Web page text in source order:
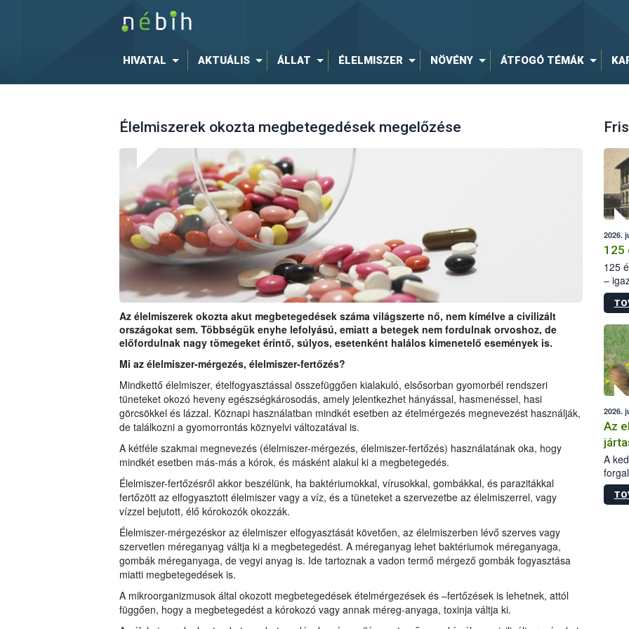
HIVATAL AKTUÁLIS ÁLLAT ÉLELMISZER NÖVÉNY ÁTFOGÓ TÉMÁK
Élelmiszerek okozta megbetegedések megelőzése
Az élelmiszerek okozta akut megbetegedések száma világszerte nő, nem kímélve a civilizált
országokat sem. Többségük enyhe lefolyású, emiatt a betegek nem fordulnak orvoshoz, de
előfordulnak nagy tömegeket érintő, súlyos, esetenként halálos kimenetelő események is.
Mi az élelmiszer-mérgezés, élelmiszer-fertőzés?
Mindkettő élelmiszer, ételfogyasztással összefüggően kialakuló, elsősorban gyomorbél rendszeri
tüneteket okozó heveny egészségkárosodás, amely jelentkezhet hányással, hasmenéssel, hasi
görcsökkel és lázzal. Köznapi használatban mindkét esetben az ételmérgezés megnevezést használják,
de találkozni a gyomorrontás köznyelvi változatával is.
A kétféle szakmai megnevezés (élelmiszer-mérgezés, élelmiszer-fertőzés) használatának oka, hogy
mindkét esetben más-más a kórok, és másként alakul ki a megbetegedés.
Élelmiszer-fertőzésről akkor beszélünk, ha baktériumokkal, vírusokkal, gombákkal, és parazitákkal
fertőzött az elfogyasztott élelmiszer vagy a víz, és a tüneteket a szervezetbe az élelmiszerrel, vagy
vízzel bejutott, élő kórokozók okozzák.
Élelmiszer-mérgezéskor az élelmiszer elfogyasztását követően, az élelmiszerben lévő szerves vagy
szervetlen méreganyag váltja ki a megbetegedést. A méreganyag lehet baktériumok méreganyaga,
gombák méreganyaga, de vegyi anyag is. Ide tartoznak a vadon termő mérgező gombák fogyasztása
miatti megbetegedések is.
A mikroorganizmusok által okozott megbetegedések ételmérgezések és –fertőzések is lehetnek, attól
függően, hogy a megbetegedést a kórokozó vagy annak méreg-anyaga, toxinja váltja ki.
2026.
125
125
–
15.
2026.
Az
A